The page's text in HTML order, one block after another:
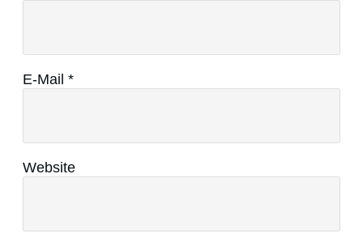
E-Mail *
Website